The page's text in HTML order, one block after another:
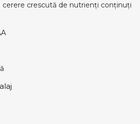
cerere crescută de nutrienți conținuți